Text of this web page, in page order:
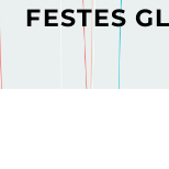
FESTES